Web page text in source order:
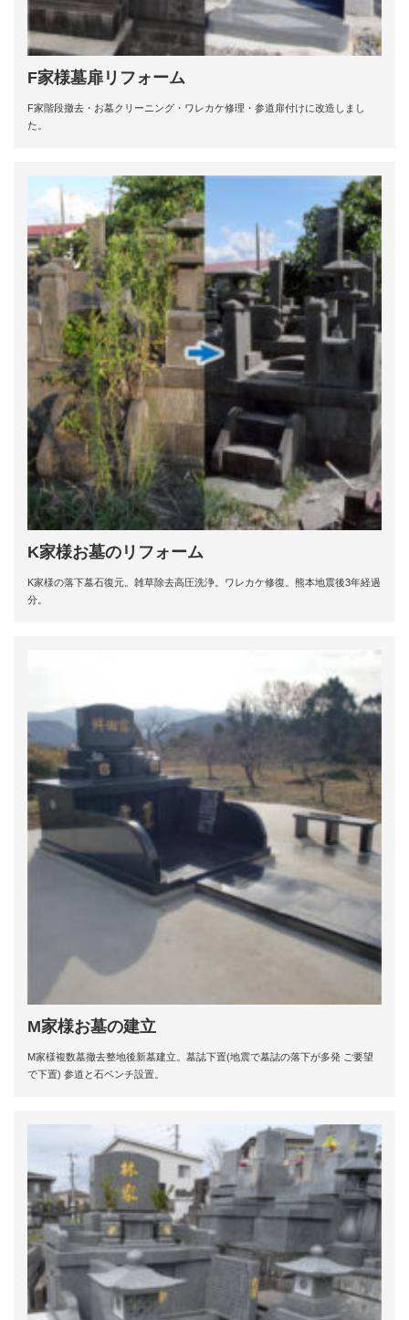
F家様墓扉リフォーム
F家階段撤去・お墓クリーニング・ワレカケ修理・参道扉付けに改造しまし
た。
K家様お墓のリフォーム
K家様の落下墓石復元。雑草除去高圧洗浄。ワレカケ修復。熊本地震後3年経過
分。
M家様お墓の建立
M家様複数墓撤去整地後新墓建立。墓誌下置(地震で墓誌の落下が多発 ご要望
で下置) 参道と石ベンチ設置。